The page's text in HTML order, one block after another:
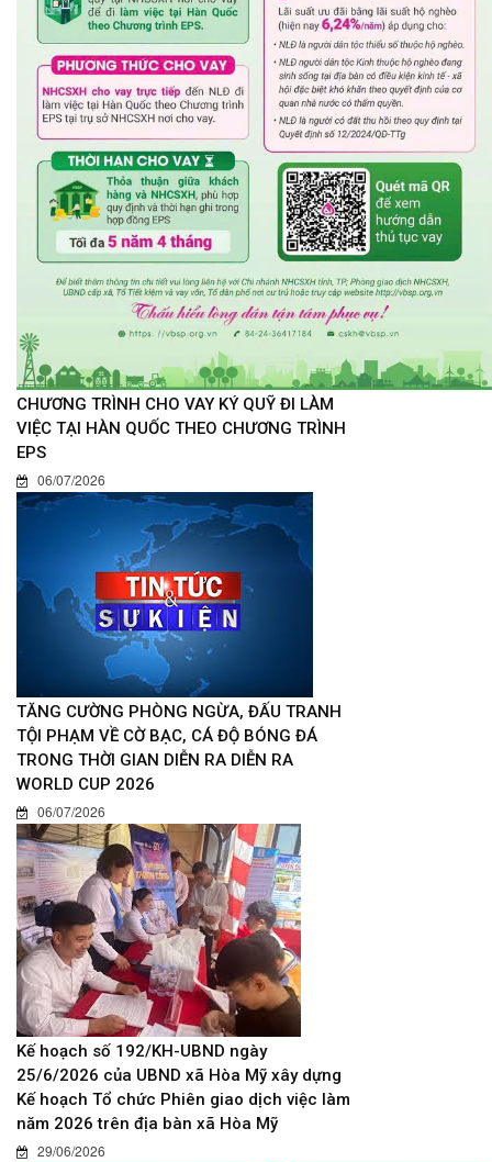
CHƯƠNG TRÌNH CHO VAY KÝ QUỸ ĐI LÀM
VIỆC TẠI HÀN QUỐC THEO CHƯƠNG TRÌNH
EPS
06/07/2026
TĂNG CƯỜNG PHÒNG NGỪA, ĐẤU TRANH
TỘI PHẠM VỀ CỜ BẠC, CÁ ĐỘ BÓNG ĐÁ
TRONG THỜI GIAN DIỄN RA DIỄN RA
WORLD CUP 2026
06/07/2026
Kế hoạch số 192/KH-UBND ngày
25/6/2026 của UBND xã Hòa Mỹ xây dựng
Kế hoạch Tổ chức Phiên giao dịch việc làm
năm 2026 trên địa bàn xã Hòa Mỹ
29/06/2026